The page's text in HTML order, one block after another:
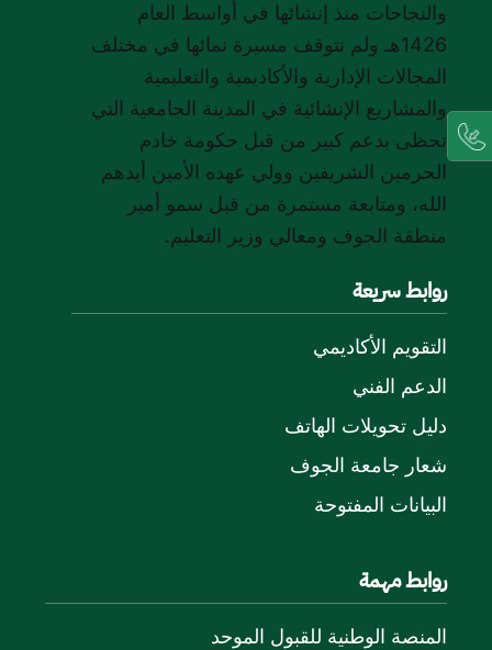
والنجاحات منذ إنشائها في أواسط العام
1426هـ ولم تتوقف مسيرة نمائها في مختلف
المجالات الإدارية والأكاديمية والتعليمية
والمشاريع الإنشائية في المدينة الجامعية التي
تحظى بدعم كبير من قبل حكومة خادم
الحرمين الشريفين وولي عهده الأمين أيدهم
الله، ومتابعة مستمرة من قبل سمو أمير
منطقة الجوف ومعالي وزير التعليم.
روابط سريعة
التقويم الأكاديمي
الدعم الفني
دليل تحويلات الهاتف
شعار جامعة الجوف
البيانات المفتوحة
روابط مهمة
المنصة الوطنية للقبول الموحد